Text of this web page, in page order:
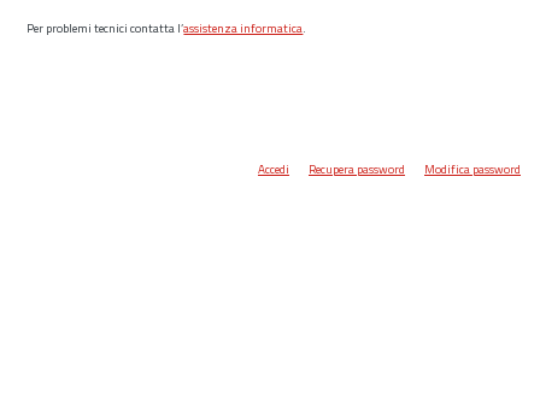
Per problemi tecnici contatta l’assistenza informatica.
Accedi Recupera password Modifica password